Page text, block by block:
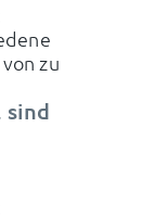
zu
sind